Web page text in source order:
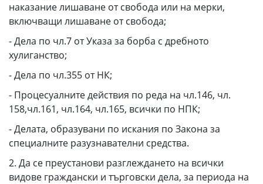
наказание лишаване от свобода или на мерки,
включващи лишаване от свобода;
- Дела по чл.7 от Указа за борба с дребното
хулиганство;
- Дела по чл.355 от НК;
- Процесуалните действия по реда на чл.146, чл.
158,чл.161, чл.164, чл.165, всички по НПК;
- Делата, образувани по искания по Закона за
специалните разузнавателни средства.
2. Да се преустанови разглеждането на всички
видове граждански и търговски дела, за периода на